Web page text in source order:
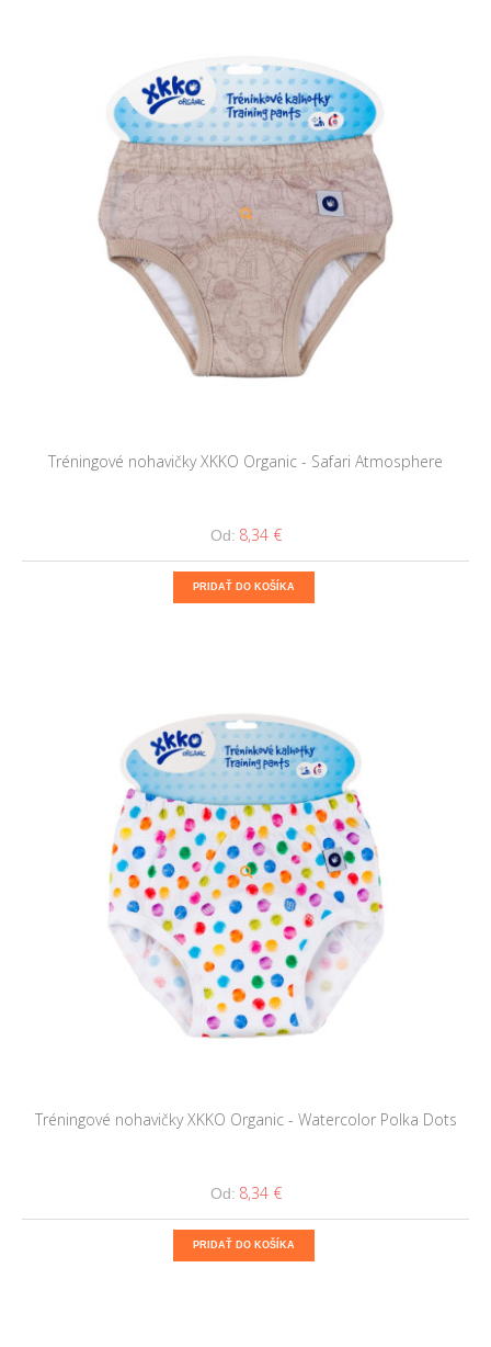
Tréningové nohavičky XKKO Organic - Safari Atmosphere
Od: 8,34 €
PRIDAŤ DO KOŠÍKA
Tréningové nohavičky XKKO Organic - Watercolor Polka Dots
Od: 8,34 €
PRIDAŤ DO KOŠÍKA